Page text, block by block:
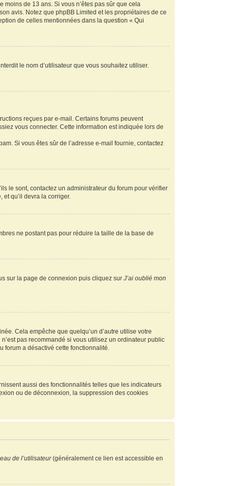
moins de 13 ans. Si vous n’êtes pas sûr que cela
avis. Notez que phpBB Limited et les propriétaires de ce
de celles mentionnées dans la question « Qui
le nom d’utilisateur que vous souhaitez utiliser.
reçues par e-mail. Certains forums peuvent
vous connecter. Cette information est indiquée lors de
Si vous êtes sûr de l’adresse e-mail fournie, contactez
le sont, contactez un administrateur du forum pour vérifier
qu’il devra la corriger.
ne postant pas pour réduire la taille de la base de
sur la page de connexion puis cliquez surJ’ai oublié mon
Cela empêche que quelqu’un d’autre utilise votre
pas recommandé si vous utilisez un ordinateur public
forum a désactivé cette fonctionnalité.
aussi des fonctionnalités telles que les indicateurs
ou de déconnexion, la suppression des cookies
de l’utilisateur(généralement ce lien est accessible en